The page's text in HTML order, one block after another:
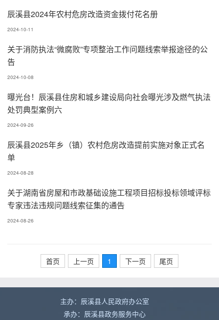
辰溪县2024年农村危房改造资金拨付花名册
2024-10-11
关于消防执法“微腐败”专项整治工作问题线索举报途径的公
告
2024-10-08
曝光台！辰溪县住房和城乡建设局向社会曝光涉及燃气执法
处罚典型案例六
2024-09-26
辰溪县2025年乡（镇）农村危房改造提前实施对象正式名
单
2024-08-28
关于湖南省房屋和市政基础设施工程项目招标投标领域评标
专家违法违规问题线索征集的通告
2024-08-26
首页 上一页 1 下一页 尾页
主办：辰溪县人民政府办公室
承办：辰溪县政务服务中心